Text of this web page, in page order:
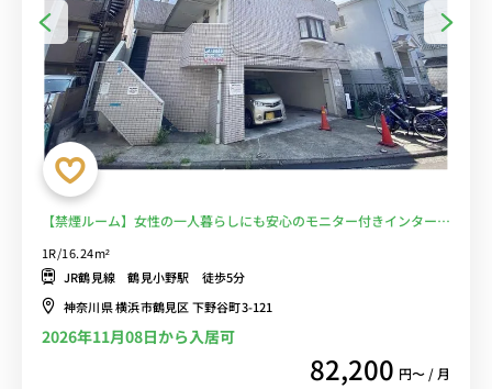
【禁煙ルーム】女性の一人暮らしにも安心のモニター付きインターホ
ケット「まいばすけっと」や「ライフ」があり買い物に便利■選べる
Wi-Fi格安レンタル中！
1R/16.24m²
JR鶴見線 鶴見小野駅 徒歩5分
神奈川県 横浜市鶴見区 下野谷町3-121
2026年11月08日から入居可
82,200 円〜 / 月